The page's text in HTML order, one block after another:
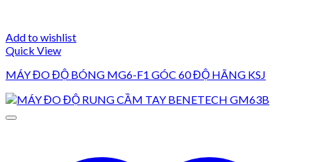
Add to wishlist
Quick View
MÁY ĐO ĐỘ BÓNG MG6-F1 GÓC 60 ĐỘ HÃNG KSJ